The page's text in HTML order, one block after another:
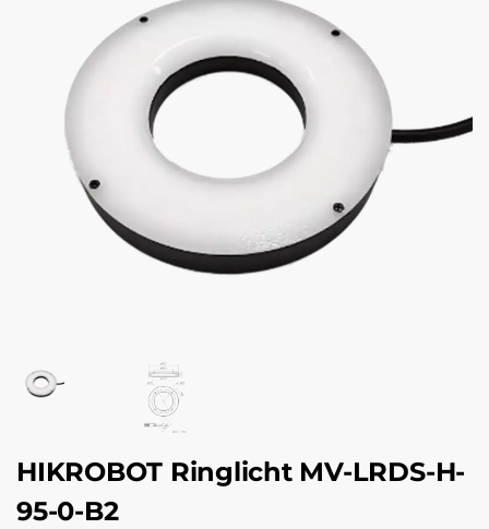
HIKROBOT Ringlicht MV-LRDS-H-
95-0-B2